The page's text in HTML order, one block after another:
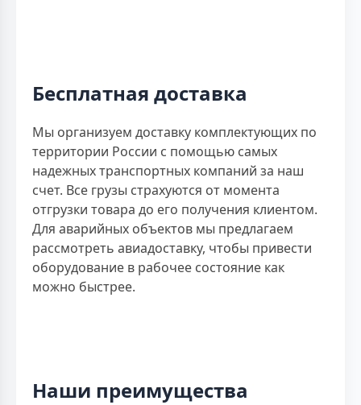
Бесплатная доставка
Мы организуем доставку комплектующих по
территории России с помощью самых
надежных транспортных компаний за наш
счет. Все грузы страхуются от момента
отгрузки товара до его получения клиентом.
Для аварийных объектов мы предлагаем
рассмотреть авиадоставку, чтобы привести
оборудование в рабочее состояние как
можно быстрее.
Наши преимущества